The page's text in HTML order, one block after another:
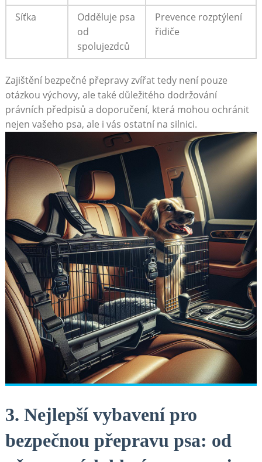
Síťka
Odděluje‌ psa
od
spolujezdců
Prevence rozptýlení⁢
řidiče
Zajištění bezpečné přepravy⁢ zvířat tedy není pouze
otázkou výchovy, ale také důležitého dodržování
právních předpisů ⁣a doporučení,⁤ která⁢ mohou ochránit
nejen vašeho psa, ‍ale ‌i vás ⁢ostatní na‌ silnici.
3. Nejlepší vybavení pro
bezpečnou přepravu psa: od ​